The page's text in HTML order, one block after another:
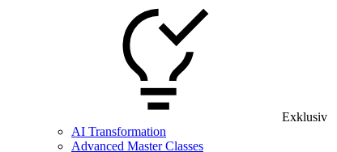
Exklusiv
AI Transformation
Advanced Master Classes